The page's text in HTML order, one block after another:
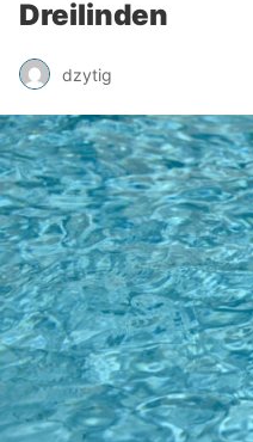
Dreilinden
dzytig